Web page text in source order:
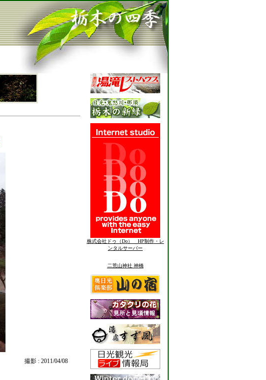
撮影 : 2011/04/08
株式会社ドゥ（Do） HP制作・レ
ンタルサーバー
二荒山神社 神橋